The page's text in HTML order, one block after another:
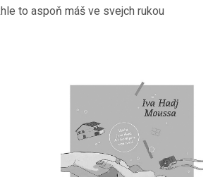
to aspoň máš ve svejch rukou